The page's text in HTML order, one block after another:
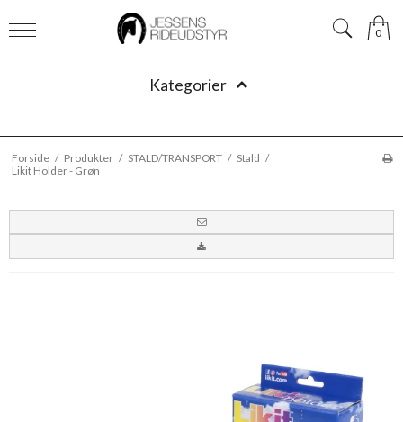
0
Kategorier
Forside / Produkter / STALD/TRANSPORT / Stald /
Likit Holder - Grøn